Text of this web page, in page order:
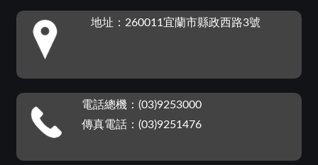
地址：260011宜蘭市縣政西路3號
電話總機：(03)9253000
傳真電話：(03)9251476